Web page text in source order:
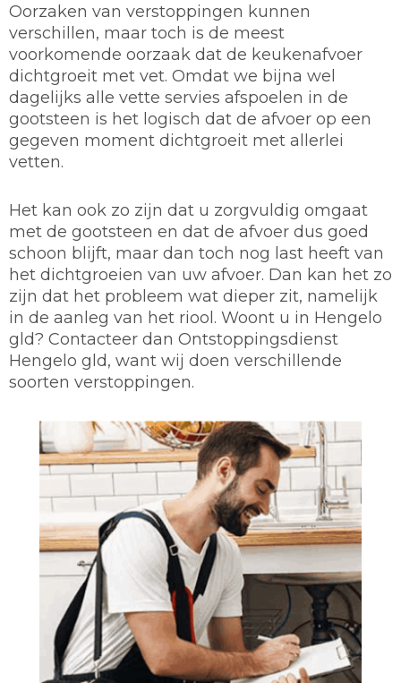
Oorzaken van verstoppingen kunnen
verschillen, maar toch is de meest
voorkomende oorzaak dat de keukenafvoer
dichtgroeit met vet. Omdat we bijna wel
dagelijks alle vette servies afspoelen in de
gootsteen is het logisch dat de afvoer op een
gegeven moment dichtgroeit met allerlei
vetten.
Het kan ook zo zijn dat u zorgvuldig omgaat
met de gootsteen en dat de afvoer dus goed
schoon blijft, maar dan toch nog last heeft van
het dichtgroeien van uw afvoer. Dan kan het zo
zijn dat het probleem wat dieper zit, namelijk
in de aanleg van het riool. Woont u in Hengelo
gld? Contacteer dan Ontstoppingsdienst
Hengelo gld, want wij doen verschillende
soorten verstoppingen.